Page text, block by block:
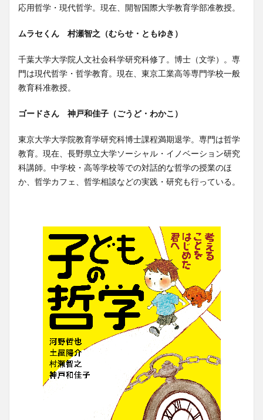
応用哲学・現代哲学。現在、開智国際大学教育学部准教授。
ムラセくん 村瀬智之（むらせ・ともゆき）
千葉大学大学院人文社会科学研究科修了。博士（文学）。専
門は現代哲学・哲学教育。現在、東京工業高等専門学校一般
教育科准教授。
ゴードさん 神戸和佳子（ごうど・わかこ）
東京大学大学院教育学研究科博士課程満期退学。専門は哲学
教育。現在、長野県立大学ソーシャル・イノベーション研究
科講師。中学校・高等学校等での対話的な哲学の授業のほ
か、哲学カフェ、哲学相談などの実践・研究も行っている。